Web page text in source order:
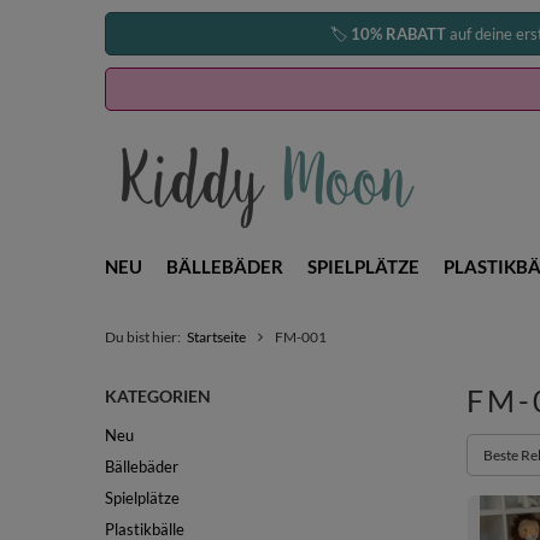
🏷️ 10% RABATTauf deine
NEU BÄLLEBÄDER SPIELPLÄTZE
Du bist hier: Startseite FM-001
KATEGORIEN
Neu
Bällebäder
Spielplätze
Plastikbälle
FM-
Beste